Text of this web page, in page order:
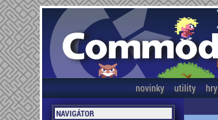
novinky utility hry
NAVIGÁTOR